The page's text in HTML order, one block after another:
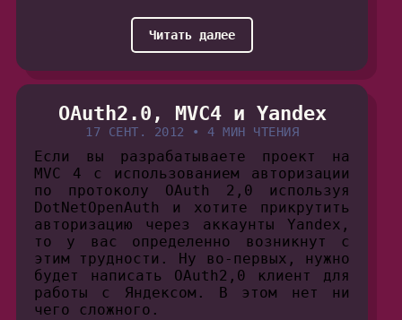
Читать далее
OAuth2.0, MVC4 и Yandex
17 СЕНТ. 2012 • 4 МИН ЧТЕНИЯ
Если вы разрабатываете проект на
MVC 4 с использованием авторизации
по протоколу OAuth 2,0 используя
DotNetOpenAuth и хотите прикрутить
авторизацию через аккаунты Yandex,
то у вас определенно возникнут с
этим трудности. Ну во-первых, нужно
будет написать OAuth2,0 клиент для
работы с Яндексом. В этом нет ни
чего сложного.